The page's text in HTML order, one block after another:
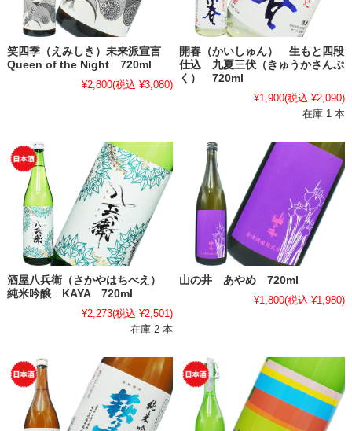
笑四季（えみしき）未来派宣言
Queen of the Night 720ml
¥2,800(税込 ¥3,080)
開春（かいしゅん） 生もと四段
仕込 九夏三伏（きゅうかさんぷ
く） 720ml
¥1,900(税込 ¥2,090)
在庫 1 本
酒屋八兵衛（さかやはちべえ）
純米吟醸 KAYA 720ml
¥2,273(税込 ¥2,501)
在庫 2 本
山の井 あやめ 720ml
¥1,800(税込 ¥1,980)